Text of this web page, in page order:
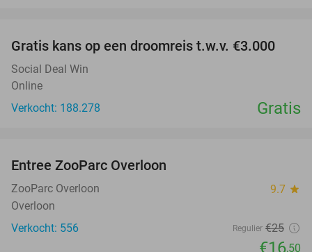
Gratis kans op een droomreis t.w.v. €3.000
Social Deal Win
Online
Verkocht: 188.278
Gratis
TODAY
Entree ZooParc Overloon
ZooParc Overloon 9.7 star
Overloon
Verkocht: 556
Regulier €25
€16,50